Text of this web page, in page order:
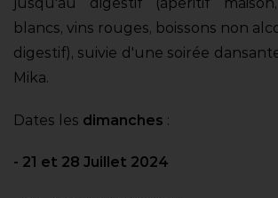
jusqu'au digestif (apéritif
blancs, vins rouges, boissons non
digestif), suivie d'une soirée
Mika.
Dates les dimanches :
- 21 et 28 Juillet 2024